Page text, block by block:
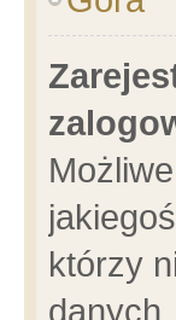
którzy